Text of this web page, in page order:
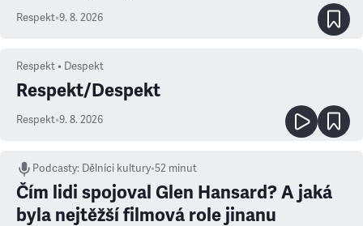
Respekt•9. 8. 2026
Respekt • Despekt
Respekt/Despekt
Respekt•9. 8. 2026
Podcasty: Dělníci kultury•52 minut
Čím lidi spojoval Glen Hansard? A jaká
byla nejtěžší filmová role jinanu